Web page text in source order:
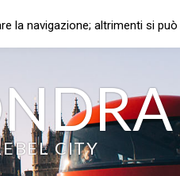
CITY
la navigazione; altrimenti si